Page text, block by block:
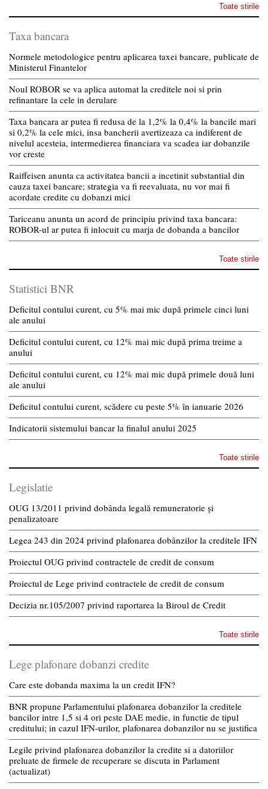
Toate stirile
Taxa bancara
Normele metodologice pentru aplicarea taxei bancare, publicate de
Ministerul Finantelor
Noul ROBOR se va aplica automat la creditele noi si prin
refinantare la cele in derulare
Taxa bancara ar putea fi redusa de la 1,2% la 0,4% la bancile mari
si 0,2% la cele mici, insa bancherii avertizeaza ca indiferent de
nivelul acesteia, intermedierea financiara va scadea iar dobanzile
vor creste
Raiffeisen anunta ca activitatea bancii a incetinit substantial din
cauza taxei bancare; strategia va fi reevaluata, nu vor mai fi
acordate credite cu dobanzi mici
Tariceanu anunta un acord de principiu privind taxa bancara:
ROBOR-ul ar putea fi inlocuit cu marja de dobanda a bancilor
Toate stirile
Statistici BNR
Deficitul contului curent, cu 5% mai mic după primele cinci luni
ale anului
Deficitul contului curent, cu 12% mai mic după prima treime a
anului
Deficitul contului curent, cu 12% mai mic după primele două luni
ale anului
Deficitul contului curent, scădere cu peste 5% în ianuarie 2026
Indicatorii sistemului bancar la finalul anului 2025
Toate stirile
Legislatie
OUG 13/2011 privind dobânda legală remuneratorie și
penalizatoare
Legea 243 din 2024 privind plafonarea dobânzilor la creditele IFN
Proiectul OUG privind contractele de credit de consum
Proiectul de Lege privind contractele de credit de consum
Decizia nr.105/2007 privind raportarea la Biroul de Credit
Toate stirile
Lege plafonare dobanzi credite
Care este dobanda maxima la un credit IFN?
BNR propune Parlamentului plafonarea dobanzilor la creditele
bancilor intre 1,5 si 4 ori peste DAE medie, in functie de tipul
creditului; in cazul IFN-urilor, plafonarea dobanzilor nu se justifica
Legile privind plafonarea dobanzilor la credite si a datoriilor
preluate de firmele de recuperare se discuta in Parlament
(actualizat)